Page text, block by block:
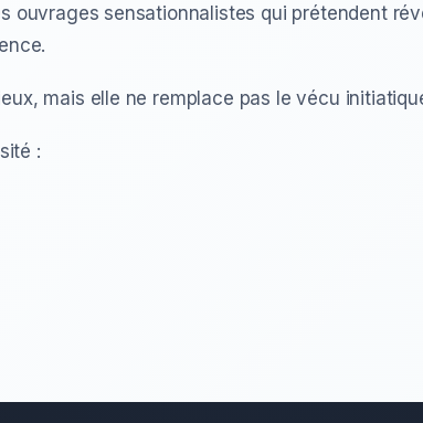
ouvrages sensationnalistes qui prétendent
mais elle ne remplace pas le vécu
: